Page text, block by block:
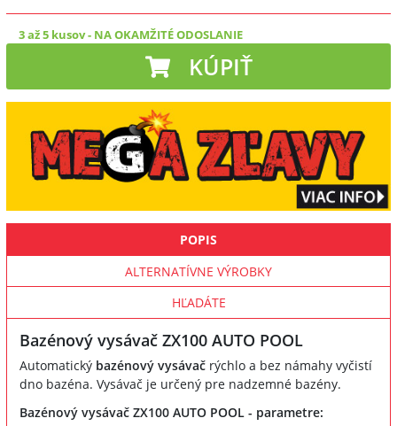
3 až 5 kusov- NA OKAMŽITÉ ODOSLANIE
KÚPIŤ
POPIS
ALTERNATÍVNE VÝROBKY
HĽADÁTE
Bazénový vysávač ZX100 AUTO POOL
Automatický bazénový vysávač rýchlo a bez námahy vyčistí
dno bazéna. Vysávač je určený pre nadzemné bazény.
Bazénový vysávač ZX100 AUTO POOL - parametre: